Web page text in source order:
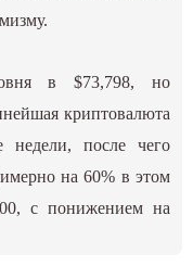
в $73,798, но
криптовалюта
недели, после чего
на 60% в этом
с понижением на